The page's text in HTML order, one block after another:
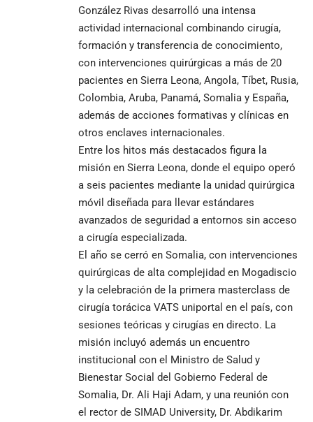
González Rivas desarrolló una intensa
actividad internacional combinando cirugía,
formación y transferencia de conocimiento,
con intervenciones quirúrgicas a más de 20
pacientes en Sierra Leona, Angola, Tíbet, Rusia,
Colombia, Aruba, Panamá, Somalia y España,
además de acciones formativas y clínicas en
otros enclaves internacionales.
Entre los hitos más destacados figura la
misión en Sierra Leona, donde el equipo operó
a seis pacientes mediante la unidad quirúrgica
móvil diseñada para llevar estándares
avanzados de seguridad a entornos sin acceso
a cirugía especializada.
El año se cerró en Somalia, con intervenciones
quirúrgicas de alta complejidad en Mogadiscio
y la celebración de la primera masterclass de
cirugía torácica VATS uniportal en el país, con
sesiones teóricas y cirugías en directo. La
misión incluyó además un encuentro
institucional con el Ministro de Salud y
Bienestar Social del Gobierno Federal de
Somalia, Dr. Ali Haji Adam, y una reunión con
el rector de SIMAD University, Dr. Abdikarim